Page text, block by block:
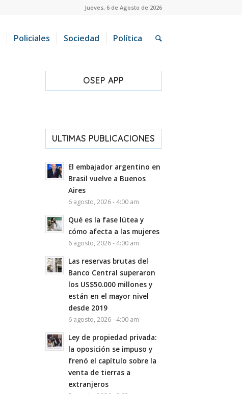
Jueves, 6 de Agosto de 2026
Policiales Sociedad Política
OSEP APP
ULTIMAS PUBLICACIONES
El embajador argentino en
Brasil vuelve a Buenos
Aires
6 agosto, 2026 - 4:00 am
Qué es la fase lútea y
cómo afecta a las mujeres
6 agosto, 2026 - 4:00 am
Las reservas brutas del
Banco Central superaron
los US$50.000 millones y
están en el mayor nivel
desde 2019
6 agosto, 2026 - 4:00 am
Ley de propiedad privada:
la oposición se impuso y
frenó el capítulo sobre la
venta de tierras a
extranjeros